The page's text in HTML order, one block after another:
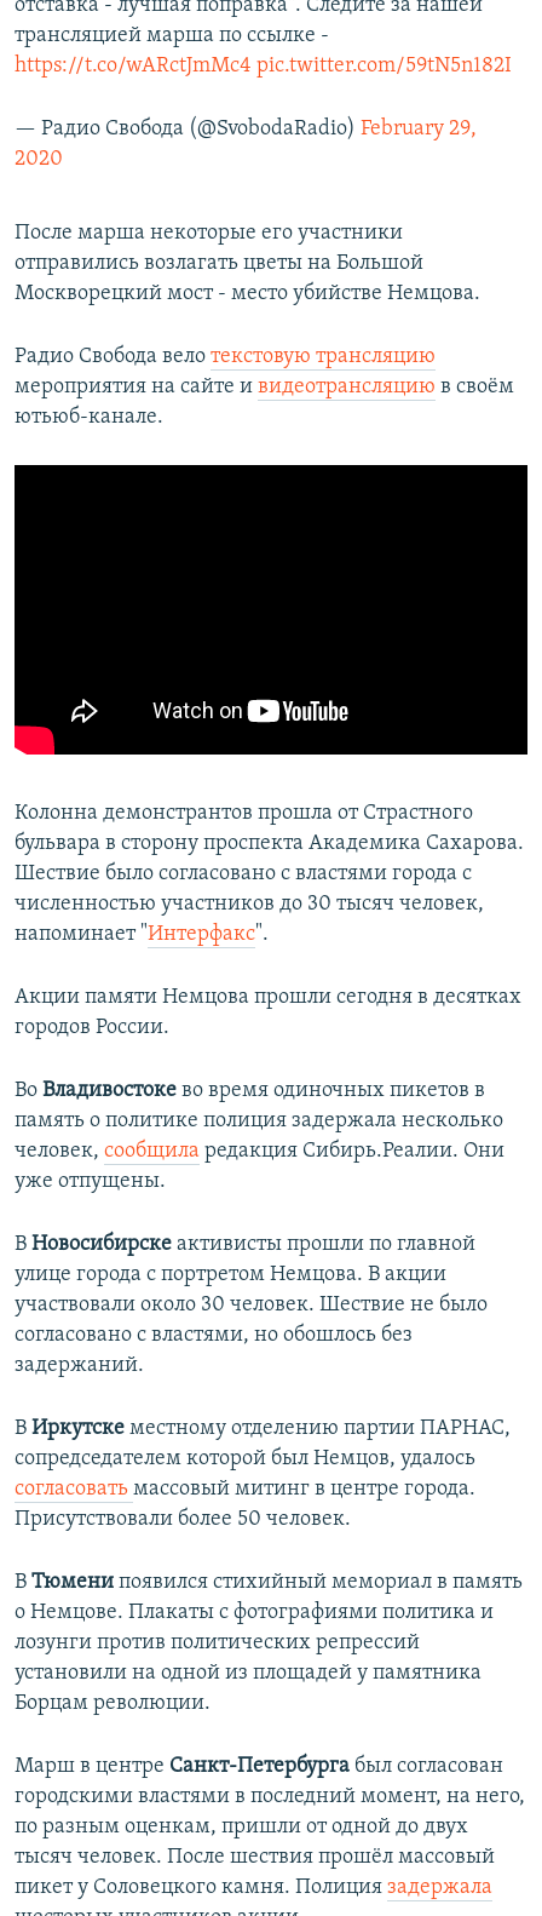
отставка - лучшая поправка". Следите за нашей
трансляцией марша по ссылке -
https://t.co/wARctJmMc4 pic.twitter.com/59tN5n182I
— Радио Свобода (@SvobodaRadio) February 29,
2020
После марша некоторые его участники
отправились возлагать цветы на Большой
Москворецкий мост - место убийстве Немцова.
Радио Свобода вело текстовую трансляцию
мероприятия на сайте и видеотрансляцию в своём
ютьюб-канале.
Колонна демонстрантов прошла от Страстного
бульвара в сторону проспекта Академика Сахарова.
Шествие было согласовано с властями города с
численностью участников до 30 тысяч человек,
напоминает "Интерфакс".
Акции памяти Немцова прошли сегодня в десятках
городов России.
Во Владивостоке во время одиночных пикетов в
память о политике полиция задержала несколько
человек, сообщила редакция Сибирь.Реалии. Они
уже отпущены.
В Новосибирске активисты прошли по главной
улице города с портретом Немцова. В акции
участвовали около 30 человек. Шествие не было
согласовано с властями, но обошлось без
задержаний.
В Иркутске местному отделению партии ПАРНАС,
сопредседателем которой был Немцов, удалось
согласовать массовый митинг в центре города.
Присутствовали более 50 человек.
В Тюмени появился стихийный мемориал в память
о Немцове. Плакаты с фотографиями политика и
лозунги против политических репрессий
установили на одной из площадей у памятника
Борцам революции.
Марш в центре Санкт-Петербурга был согласован
городскими властями в последний момент, на него,
по разным оценкам, пришли от одной до двух
тысяч человек. После шествия прошёл массовый
пикет у Соловецкого камня. Полиция задержала